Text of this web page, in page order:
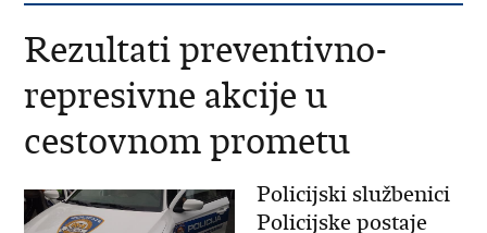
Rezultati preventivno-
represivne akcije u
cestovnom prometu
Policijski službenici
Policijske postaje